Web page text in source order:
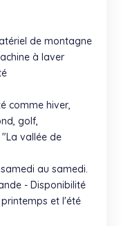
de montagne
à laver
comme hiver,
golf,
vallée de
au samedi.
- Disponibilité
et l'été